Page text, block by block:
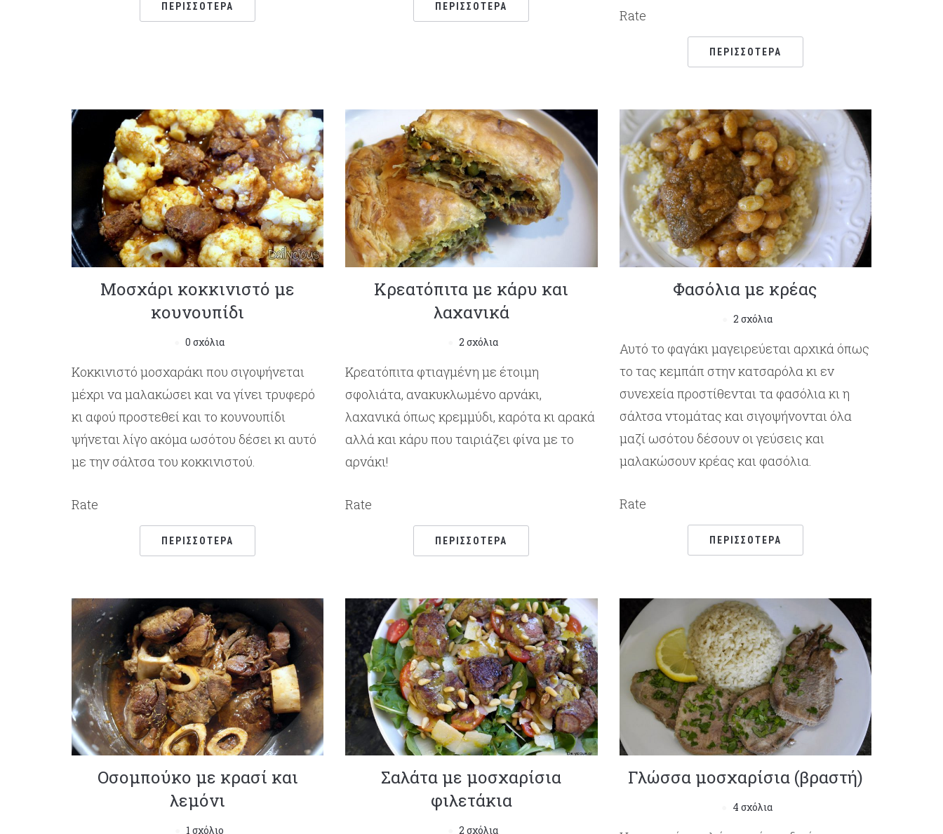
ΠΕΡΙΣΣΌΤΕΡΑ ΠΕΡΙΣΣΌΤΕΡΑ
Rate
ΠΕΡΙΣΣΌΤΕΡΑ
Μοσχάρι κοκκινιστό με
κουνουπίδι
0 σχόλια
Κοκκινιστό μοσχαράκι που σιγοψήνεται
μέχρι να μαλακώσει και να γίνει τρυφερό
κι αφού προστεθεί και το κουνουπίδι
ψήνεται λίγο ακόμα ωσότου δέσει κι αυτό
με την σάλτσα του κοκκινιστού.
Rate
ΠΕΡΙΣΣΌΤΕΡΑ
Κρεατόπιτα με κάρυ και
λαχανικά
2 σχόλια
Κρεατόπιτα φτιαγμένη με έτοιμη
σφολιάτα, ανακυκλωμένο αρνάκι,
λαχανικά όπως κρεμμύδι, καρότα κι αρακά
αλλά και κάρυ που ταιριάζει φίνα με το
αρνάκι!
Rate
ΠΕΡΙΣΣΌΤΕΡΑ
Φασόλια με κρέας
2 σχόλια
Αυτό το φαγάκι μαγειρεύεται αρχικά όπως
το τας κεμπάπ στην κατσαρόλα κι εν
συνεχεία προστίθενται τα φασόλια κι η
σάλτσα ντομάτας και σιγοψήνονται όλα
μαζί ωσότου δέσουν οι γεύσεις και
μαλακώσουν κρέας και φασόλια.
Rate
ΠΕΡΙΣΣΌΤΕΡΑ
Οσομπούκο με κρασί και
λεμόνι
1 σχόλιο
Σαλάτα με μοσχαρίσια
φιλετάκια
2 σχόλια
Γλώσσα μοσχαρίσια (βραστή)
4 σχόλια